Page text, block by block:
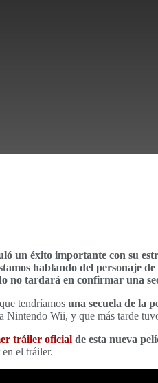
un éxito importante con su
hablando del personaje
no tardará en confirmar una
tendríamos una secuela de la
Nintendo Wii, y que más tarde
tráiler oficial de esta nueva
el tráiler.